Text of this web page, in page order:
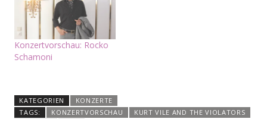
Konzertvorschau: Rocko
Schamoni
KATEGORIEN
KONZERTE
TAGS:
KONZERTVORSCHAU
KURT VILE AND THE VIOLATORS